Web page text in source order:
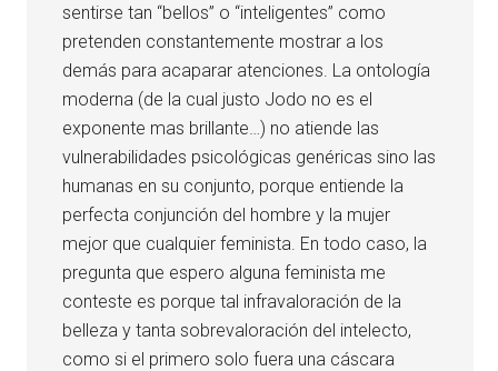
sentirse tan “bellos” o “inteligentes” como
pretenden constantemente mostrar a los
demás para acaparar atenciones. La ontología
moderna (de la cual justo Jodo no es el
exponente mas brillante…) no atiende las
vulnerabilidades psicológicas genéricas sino las
humanas en su conjunto, porque entiende la
perfecta conjunción del hombre y la mujer
mejor que cualquier feminista. En todo caso, la
pregunta que espero alguna feminista me
conteste es porque tal infravaloración de la
belleza y tanta sobrevaloración del intelecto,
como si el primero solo fuera una cáscara